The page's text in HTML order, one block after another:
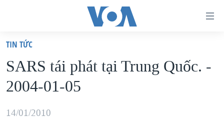
truy
cập
Tới
dung
VIỆT NAM
HOA KỲ
BIỂN ĐÔNG
TIN TỨC
SARS tái phát tại Trung Quốc. -
2004-01-05
14/01/2010